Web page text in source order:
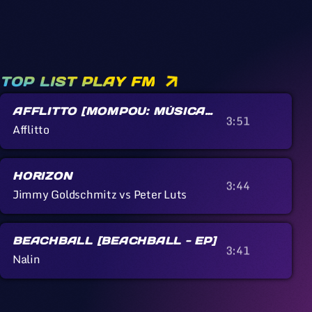
TOP LIST PLAY FM
AFFLITTO [MOMPOU: MÚSICA
CALLADA]
Afflitto 3:51
HORIZON
Jimmy Goldschmitz vs Peter Luts 3:44
BEACHBALL [BEACHBALL - EP]
Nalin 3:41